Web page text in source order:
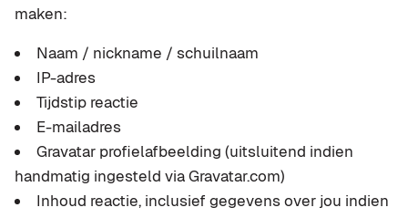
maken:
Naam / nickname / schuilnaam
IP-adres
Tijdstip reactie
E-mailadres
Gravatar profielafbeelding (uitsluitend indien
handmatig ingesteld via Gravatar.com)
Inhoud reactie, inclusief gegevens over jou indien